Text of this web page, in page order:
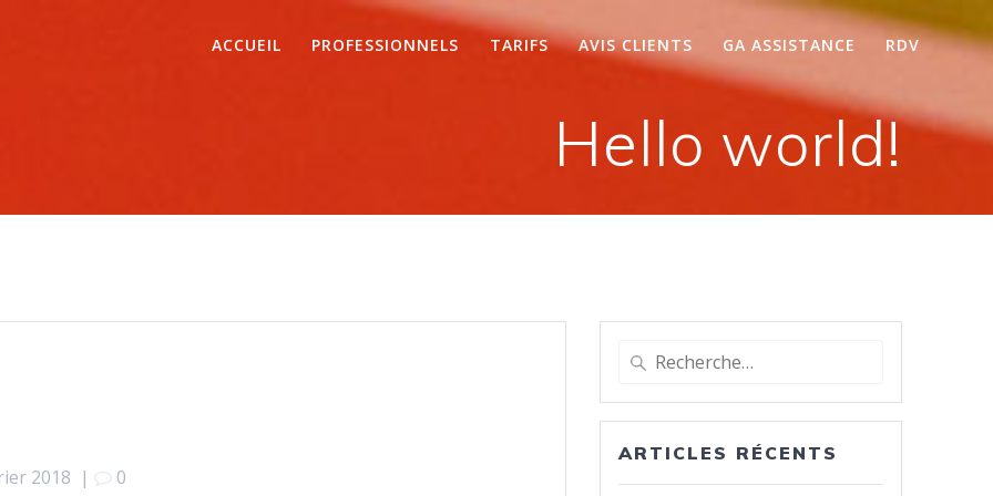
ACCUEIL PROFESSIONNELS TARIFS AVIS CLIENTS GA ASSISTANCE RDV
Hello world!
2018 | 0
Recherche
:
ARTICLES RÉCENTS